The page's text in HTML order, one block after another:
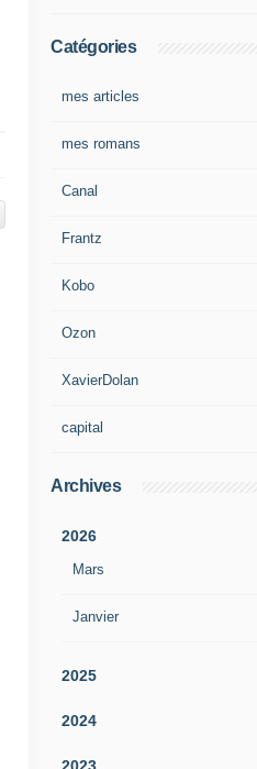
Catégories
mes articles
mes romans
Canal
Frantz
Kobo
Ozon
XavierDolan
capital
Archives
2026
Mars
Janvier
2025
2024